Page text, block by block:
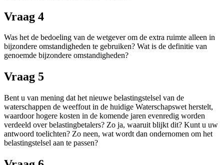
Vraag 4
Was het de bedoeling van de wetgever om de extra ruimte alleen in
bijzondere omstandigheden te gebruiken? Wat is de definitie van
genoemde bijzondere omstandigheden?
Vraag 5
Bent u van mening dat het nieuwe belastingstelsel van de
waterschappen de weeffout in de huidige Waterschapswet herstelt,
waardoor hogere kosten in de komende jaren evenredig worden
verdeeld over belastingbetalers? Zo ja, waaruit blijkt dit? Kunt u uw
antwoord toelichten? Zo neen, wat wordt dan ondernomen om het
belastingstelsel aan te passen?